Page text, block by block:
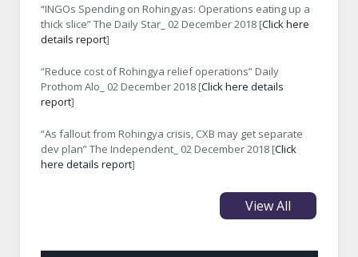
“INGOs Spending on Rohingyas: Operations eating up a
thick slice” The Daily Star_ 02 December 2018 [Click here
details report]
“Reduce cost of Rohingya relief operations” Daily
Prothom Alo_ 02 December 2018 [Click here details
report]
“As fallout from Rohingya crisis, CXB may get separate
dev plan” The Independent_ 02 December 2018 [Click
here details report]
View All